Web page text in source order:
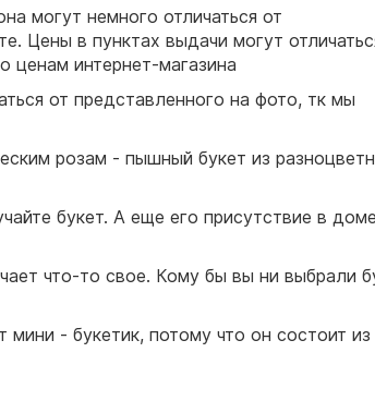
могут немного отличаться от
Цены в пунктах выдачи могут
ценам интернет-магазина
от представленного на фото, тк мы
розам - пышный букет из
букет. А еще его присутствие в доме
что-то свое. Кому бы вы ни выбрали
- букетик, потому что он состоит из